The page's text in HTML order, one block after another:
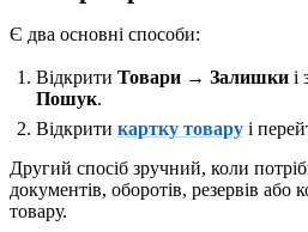
Є два основні способи:
Відкрити Товари → Залишкиі
Пошук.
Відкрити картку товаруі
Другий спосіб зручний, коли
документів, оборотів, резервів або
товару.